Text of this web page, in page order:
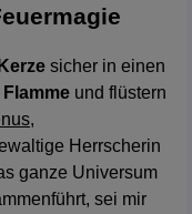
sicher in einen
Flamme und flüstern
,
Herrscherin
ganze Universum
sei mir